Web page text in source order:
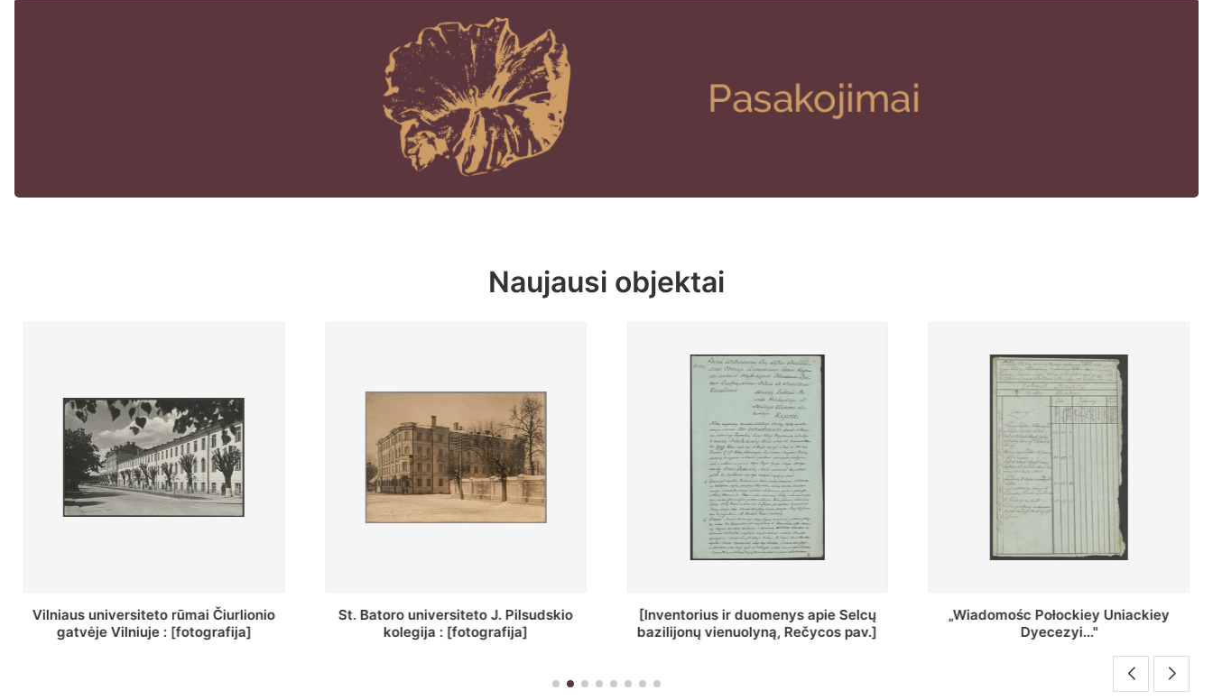
Naujausi objektai
St. Batoro universiteto J. Pilsudskio
kolegija : [fotografija]
[Inventorius ir duomenys apie Selcų
bazilijonų vienuolyną, Rečycos pav.]
„Wiadomośc Połockiey Uniackiey
Dyecezyi..."
Regestr Parochow Dekanatu
Brzeskiego